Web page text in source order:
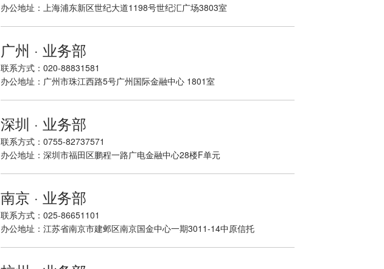
办公地址：上海浦东新区世纪大道1198号世纪汇广场3803室
广州 · 业务部
联系方式：020-88831581
办公地址：广州市珠江西路5号广州国际金融中心 1801室
深圳 · 业务部
联系方式：0755-82737571
办公地址：深圳市福田区鹏程一路广电金融中心28楼F单元
南京 · 业务部
联系方式：025-86651101
办公地址：江苏省南京市建邺区南京国金中心一期3011-14中原信托